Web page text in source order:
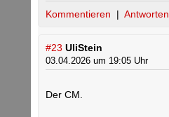
Kommentieren | Antworten
#23 UliStein
03.04.2026 um 19:05 Uhr
Der CM.